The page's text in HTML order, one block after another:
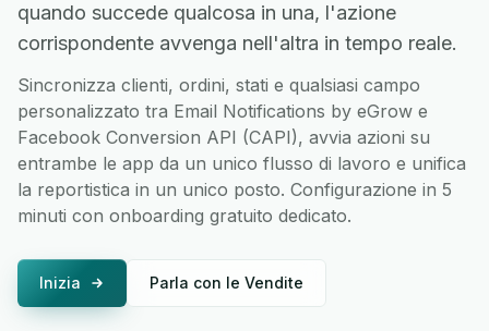
quando succede qualcosa in una, l'azione
corrispondente avvenga nell'altra in tempo reale.
Sincronizza clienti, ordini, stati e qualsiasi campo
personalizzato tra Email Notifications by eGrow e
Facebook Conversion API (CAPI), avvia azioni su
entrambe le app da un unico flusso di lavoro e unifica
la reportistica in un unico posto. Configurazione in 5
minuti con onboarding gratuito dedicato.
Inizia Parla con le Vendite